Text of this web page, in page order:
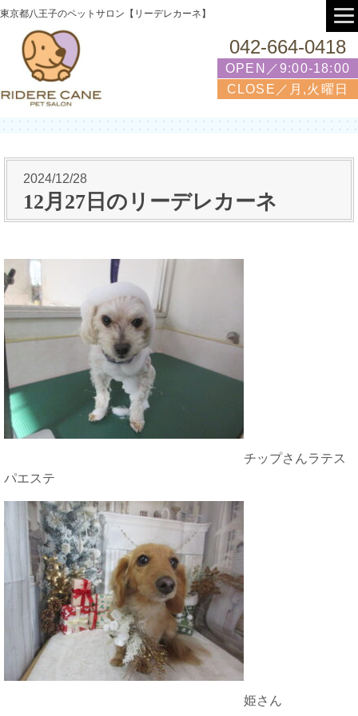
東京都八王子のペットサロン【リーデレカーネ】
042-664-0418
OPEN／9:00-18:00
CLOSE／月,火曜日
2024/12/28
12月27日のリーデレカーネ
チップさんラテス
パエステ
姫さん